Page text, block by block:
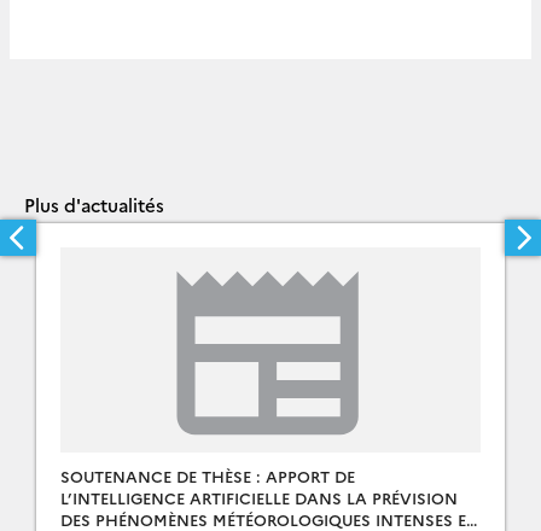
Plus d'actualités
SOUTENANCE DE THÈSE : APPORT DE
L’INTELLIGENCE ARTIFICIELLE DANS LA PRÉVISION
DES PHÉNOMÈNES MÉTÉOROLOGIQUES INTENSES EN